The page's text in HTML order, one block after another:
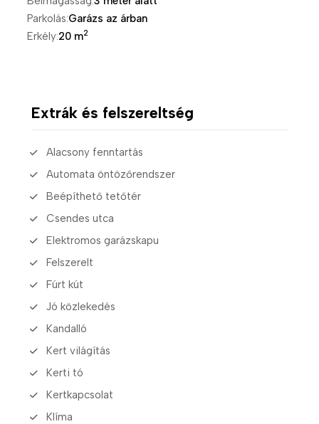
Parkolás:Garázs az árban
Erkély:20 m2
Extrák és felszereltség
Alacsony fenntartás
Automata öntözőrendszer
Beépíthető tetőtér
Csendes utca
Elektromos garázskapu
Felszerelt
Fúrt kút
Jó közlekedés
Kandalló
Kert világítás
Kerti tó
Kertkapcsolat
Klíma